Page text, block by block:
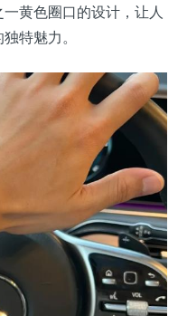
黄色圈口的设计，让人
特魅力。